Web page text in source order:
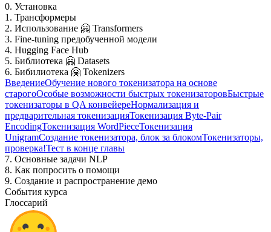
0. Установка
1. Трансформеры
2. Использование 🤗 Transformers
3. Fine-tuning предобученной модели
4. Hugging Face Hub
5. Библиотека 🤗 Datasets
6. Бибилиотека 🤗 Tokenizers
ВведениеОбучение нового токенизатора на основе
старогоОсобые возможности быстрых токенизаторовБыстрые
токенизаторы в QA конвейереНормализация и
предварительная токенизацияТокенизация Byte-Pair
EncodingТокенизация WordPieceТокенизация
UnigramСоздание токенизатора, блок за блокомТокенизаторы,
проверка!Тест в конце главы
7. Основные задачи NLP
8. Как попросить о помощи
9. Создание и распространение демо
События курса
Глоссарий